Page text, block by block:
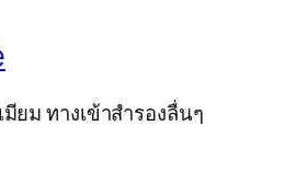
ยม ทางเข้าสำรองลื่นๆ